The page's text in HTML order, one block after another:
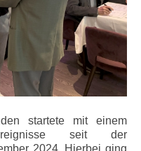
startete mit einem
seit der
2024. Hierbei ging